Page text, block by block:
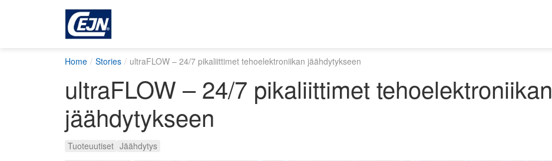
Home Stories ultraFLOW – 24/7 pikaliittimet tehoelektroniikan jäähdytykseen
ultraFLOW – 24/7 pikaliittimet tehoelektroniikan
jäähdytykseen
Tuoteuutiset Jäähdytys